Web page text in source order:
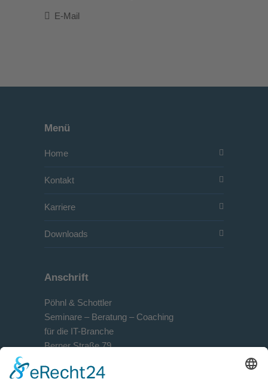
E-Mail
Menü
Home
Kontakt
Karriere
Downloads
Anschrift
Pöhnl & Schottler
Seminare – Beratung – Coaching
für die IT-Branche
Berner Straße 79